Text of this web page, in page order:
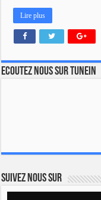
Lire plus
Ecoutez nous sur TuneIn
Suivez nous sur